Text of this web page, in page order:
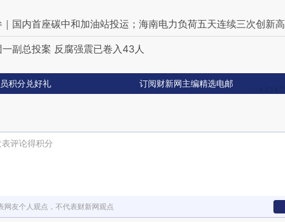
国内首座碳中和加油站投运；海南电力负荷五天连续三次创新高
副总投案 反腐强震已卷入43人
积分兑好礼 订阅财新网主编精选电邮
表评论得积分
网友个人观点，不代表财新网观点